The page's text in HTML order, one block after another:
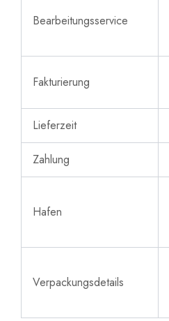
Bearbeitungsservice
Fakturierung
Lieferzeit
Zahlung
Hafen
Verpackungsdetails